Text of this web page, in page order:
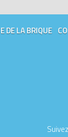
DE LA BRIQUE